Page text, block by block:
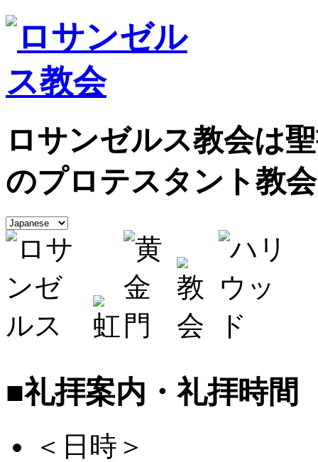
ロサンゼルス教会は
のプロテスタント教
■礼拝案内・礼拝時間
＜日時＞